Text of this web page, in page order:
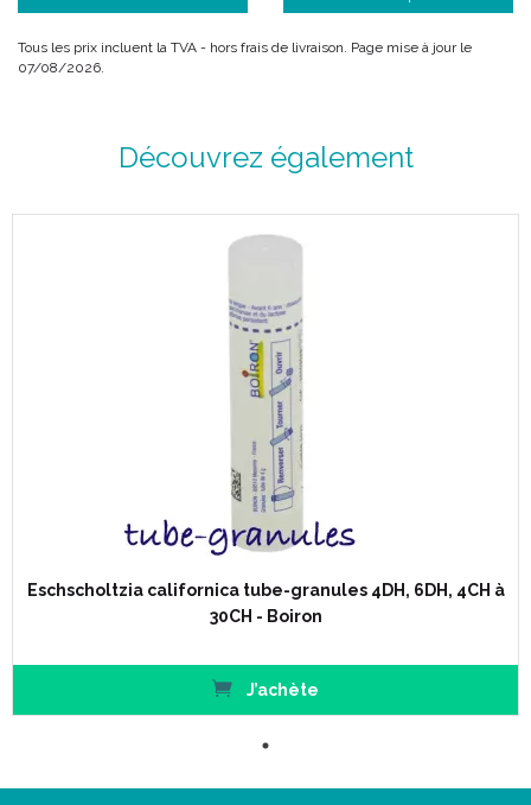
Tous les prix incluent la TVA - hors frais de livraison. Page mise à jour le
07/08/2026.
Découvrez également
Eschscholtzia californica tube-granules 4DH, 6DH, 4CH à
30CH - Boiron
J’achète